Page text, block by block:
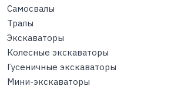
Самосвалы
Тралы
Экскаваторы
Колесные экскаваторы
Гусеничные экскаваторы
Мини-экскаваторы